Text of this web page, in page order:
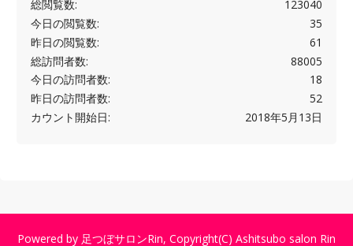
123040
総閲覧数:
35
今日の閲覧数:
61
昨日の閲覧数:
88005
総訪問者数:
18
今日の訪問者数:
52
昨日の訪問者数:
2018年5月13日
カウント開始日:
Powered by 足つぼサロンRin, Copyright(C) Ashitsubo salon Rin